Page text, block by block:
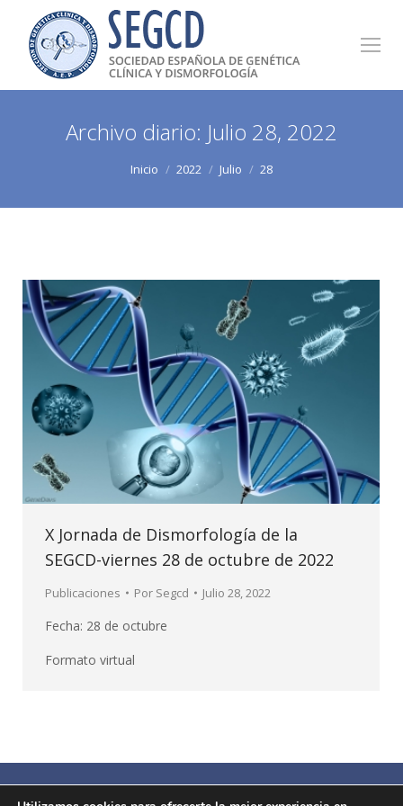
Archivo diario: Julio 28, 2022
Inicio 2022 Julio 28
X Jornada de Dismorfología de la
SEGCD-viernes 28 de octubre de 2022
Publicaciones Por Segcd Julio 28, 2022
Fecha: 28 de octubre
Formato virtual